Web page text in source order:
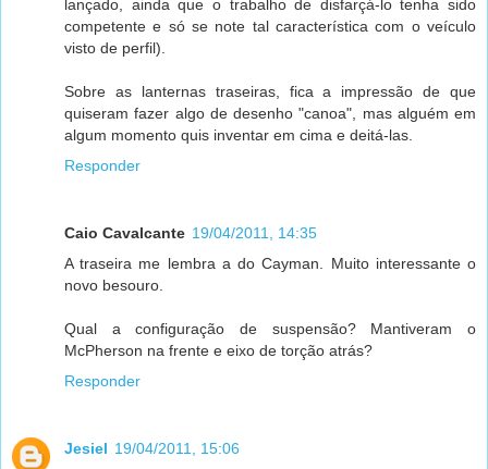
lançado, ainda que o trabalho de disfarçá-lo tenha sido
competente e só se note tal característica com o veículo
visto de perfil).
Sobre as lanternas traseiras, fica a impressão de que
quiseram fazer algo de desenho "canoa", mas alguém em
algum momento quis inventar em cima e deitá-las.
Responder
Caio Cavalcante 19/04/2011, 14:35
A traseira me lembra a do Cayman. Muito interessante o
novo besouro.
Qual a configuração de suspensão? Mantiveram o
McPherson na frente e eixo de torção atrás?
Responder
Jesiel 19/04/2011, 15:06